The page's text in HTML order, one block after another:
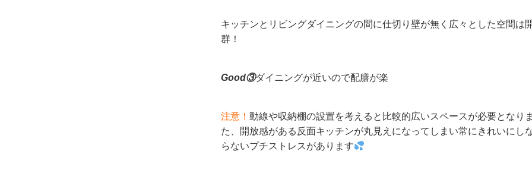
キッチンとリビングダイニングの間に仕切り壁が無く広々とした空間は
群！
Good③ダイニングが近いので配膳が楽
注意！ 動線や収納棚の設置を考えると比較的広いスペースが必要となり
た、開放感がある反面キッチンが丸見えになってしまい常にきれいにし
らないプチストレスがあります